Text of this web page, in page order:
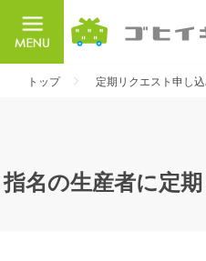
トップ 定期リクエスト申し
指名の生産者に定